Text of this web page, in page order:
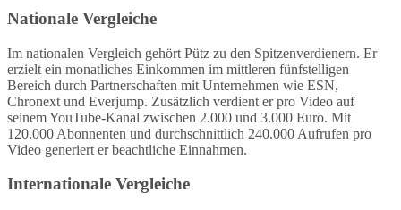
Nationale Vergleiche
Im nationalen Vergleich gehört Pütz zu den Spitzenverdienern. Er
erzielt ein monatliches Einkommen im mittleren fünfstelligen
Bereich durch Partnerschaften mit Unternehmen wie ESN,
Chronext und Everjump. Zusätzlich verdient er pro Video auf
seinem YouTube-Kanal zwischen 2.000 und 3.000 Euro. Mit
120.000 Abonnenten und durchschnittlich 240.000 Aufrufen pro
Video generiert er beachtliche Einnahmen.
Internationale Vergleiche